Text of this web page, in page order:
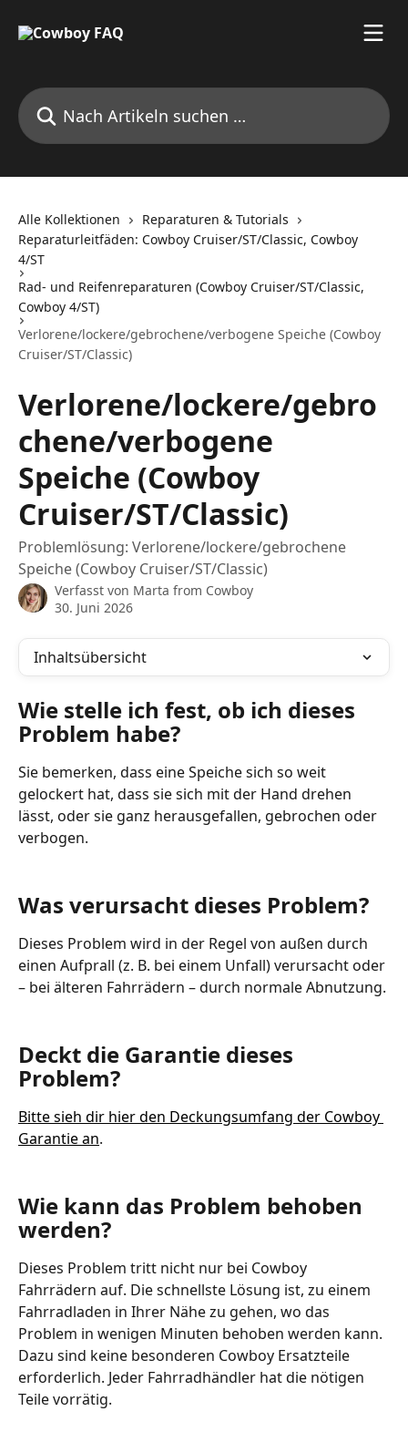
Nach Artikeln suchen …
Alle Kollektionen
Reparaturen & Tutorials
Reparaturleitfäden: Cowboy Cruiser/ST/Classic, Cowboy
4/ST
Rad- und Reifenreparaturen (Cowboy Cruiser/ST/Classic,
Cowboy 4/ST)
Verlorene/lockere/gebrochene/verbogene Speiche (Cowboy
Cruiser/ST/Classic)
Verlorene/lockere/gebro
chene/verbogene
Speiche (Cowboy
Cruiser/ST/Classic)
Problemlösung: Verlorene/lockere/gebrochene
Speiche (Cowboy Cruiser/ST/Classic)
Verfasst von Marta from Cowboy
30. Juni 2026
Inhaltsübersicht
Wie stelle ich fest, ob ich dieses
Problem habe?
Sie bemerken, dass eine Speiche sich so weit
gelockert hat, dass sie sich mit der Hand drehen
lässt, oder sie ganz herausgefallen, gebrochen oder
verbogen.
Was verursacht dieses Problem?
Dieses Problem wird in der Regel von außen durch
einen Aufprall (z. B. bei einem Unfall) verursacht oder
– bei älteren Fahrrädern – durch normale Abnutzung.
Deckt die Garantie dieses
Problem?
Bitte sieh dir hier den Deckungsumfang der Cowboy
Garantie an.
Wie kann das Problem behoben
werden?
Dieses Problem tritt nicht nur bei Cowboy
Fahrrädern auf. Die schnellste Lösung ist, zu einem
Fahrradladen in Ihrer Nähe zu gehen, wo das
Problem in wenigen Minuten behoben werden kann.
Dazu sind keine besonderen Cowboy Ersatzteile
erforderlich. Jeder Fahrradhändler hat die nötigen
Teile vorrätig.